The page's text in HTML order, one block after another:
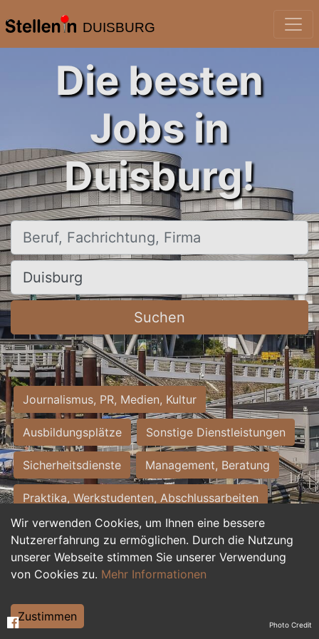
DUISBURG
Wir verwenden Cookies, um Ihnen eine bessere
Nutzererfahrung zu ermöglichen. Durch die Nutzung
unserer Webseite stimmen Sie unserer Verwendung
von Cookies zu. Mehr Informationen
Zustimmen
Die besten
Jobs in
Duisburg!
Beruf, Fachrichtung, Firma
Ort, Stadt
Suchen
Journalismus, PR, Medien, Kultur
Ausbildungsplätze Sonstige Dienstleistungen
Sicherheitsdienste Management, Beratung
Praktika, Werkstudenten, Abschlussarbeiten
Personalwesen Assistenz, Sekretariat
Hilfskräfte, Aushilfs- und Nebenjobs
Weiterbildung, Studium, duale Ausbildung Photo Credit